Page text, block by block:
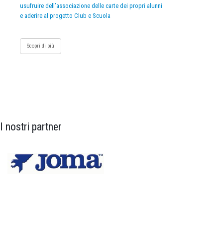
usufruire dell’associazione delle carte dei propri alunni
e aderire al progetto Club e Scuola
Scopri di più
I nostri partner